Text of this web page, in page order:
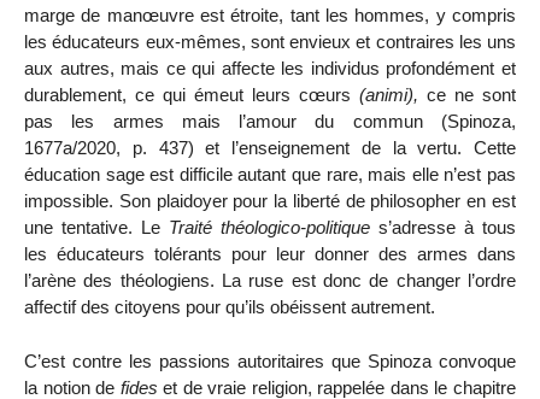
marge de manœuvre est étroite, tant les hommes, y compris
les éducateurs eux-mêmes, sont envieux et contraires les uns
aux autres, mais ce qui affecte les individus profondément et
durablement, ce qui émeut leurs cœurs (animi), ce ne sont
pas les armes mais l’amour du commun (Spinoza,
1677a/2020, p. 437) et l’enseignement de la vertu. Cette
éducation sage est difficile autant que rare, mais elle n’est pas
impossible. Son plaidoyer pour la liberté de philosopher en est
une tentative. Le Traité théologico-politique s’adresse à tous
les éducateurs tolérants pour leur donner des armes dans
l’arène des théologiens. La ruse est donc de changer l’ordre
affectif des citoyens pour qu’ils obéissent autrement.
C’est contre les passions autoritaires que Spinoza convoque
la notion de fideset de vraie religion, rappelée dans le chapitre